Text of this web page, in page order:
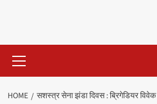
Menu
HOME
सशस्त्र सेना झंडा दिवस : ब्रिगेडियर विवेक